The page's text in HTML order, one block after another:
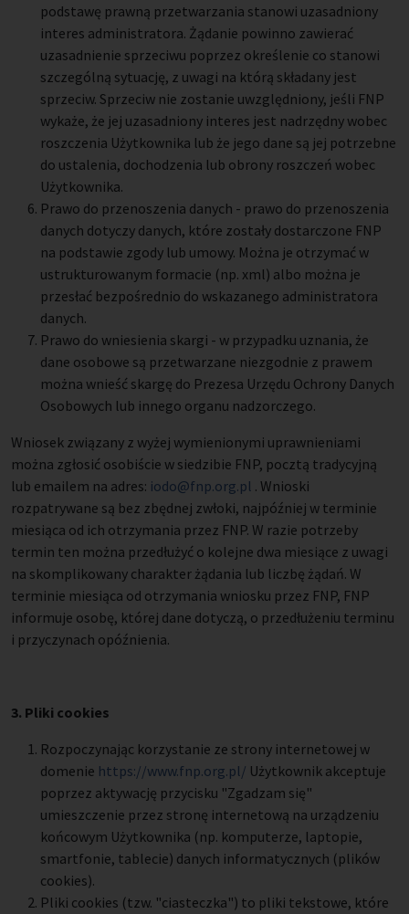
podstawę prawną przetwarzania stanowi uzasadniony
interes administratora. Żądanie powinno zawierać
uzasadnienie sprzeciwu poprzez określenie co stanowi
szczególną sytuację, z uwagi na którą składany jest
sprzeciw. Sprzeciw nie zostanie uwzględniony, jeśli FNP
wykaże, że jej uzasadniony interes jest nadrzędny wobec
roszczenia Użytkownika lub że jego dane są jej potrzebne
do ustalenia, dochodzenia lub obrony roszczeń wobec
Użytkownika.
Prawo do przenoszenia danych - prawo do przenoszenia
danych dotyczy danych, które zostały dostarczone FNP
na podstawie zgody lub umowy. Można je otrzymać w
ustrukturowanym formacie (np. xml) albo można je
przesłać bezpośrednio do wskazanego administratora
danych.
Prawo do wniesienia skargi - w przypadku uznania, że
dane osobowe są przetwarzane niezgodnie z prawem
można wnieść skargę do Prezesa Urzędu Ochrony Danych
Osobowych lub innego organu nadzorczego.
Wniosek związany z wyżej wymienionymi uprawnieniami
można zgłosić osobiście w siedzibie FNP, pocztą tradycyjną
lub emailem na adres: iodo@fnp.org.pl . Wnioski
rozpatrywane są bez zbędnej zwłoki, najpóźniej w terminie
miesiąca od ich otrzymania przez FNP. W razie potrzeby
termin ten można przedłużyć o kolejne dwa miesiące z uwagi
na skomplikowany charakter żądania lub liczbę żądań. W
terminie miesiąca od otrzymania wniosku przez FNP, FNP
informuje osobę, której dane dotyczą, o przedłużeniu terminu
i przyczynach opóźnienia.
3. Pliki cookies
Rozpoczynając korzystanie ze strony internetowej w
domenie https://www.fnp.org.pl/ Użytkownik akceptuje
poprzez aktywację przycisku "Zgadzam się"
umieszczenie przez stronę internetową na urządzeniu
końcowym Użytkownika (np. komputerze, laptopie,
smartfonie, tablecie) danych informatycznych (plików
cookies).
Pliki cookies (tzw. "ciasteczka") to pliki tekstowe, które